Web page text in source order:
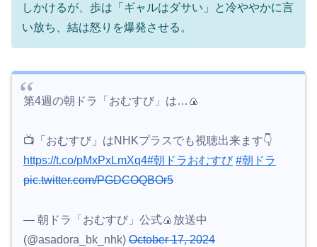
しかけるが、歩は「ギャルはダサい」と冷ややかに言
い放ち、結は怒りを爆発させる。
第4週の朝ドラ「おむすび」は…🍙
📺「おむすび」はNHKプラスでも視聴出来ます👇
https://t.co/pMxPxLmXq4#朝ドラおむすび #朝ドラ
pic.twitter.com/PGDCOQBOr5
— 朝ドラ「おむすび」公式🍙放送中
(@asadora_bk_nhk) October 17, 2024